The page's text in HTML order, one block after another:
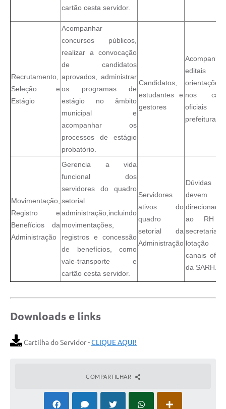
cartão cesta servidor.
Recrutamento,
Seleção e
Estágio
Acompanhar
concursos públicos,
realizar a convocação
de candidatos
aprovados, administrar
os programas de
estágio no âmbito
municipal e
acompanhar os
processos de estágio
probatório.
Candidatos,
estudantes e
gestores
Acompanhar
editais
orientações
nos
oficiais
prefeitura.
Movimentação,
Registro e
Benefícios da
Administração
Gerencia a vida
funcional dos
servidores do quadro
setorial
administração,incluindo
movimentações,
registros e concessão
de benefícios, como
vale-transporte e
cartão cesta servidor.
Servidores
ativos do
quadro
setorial da
Administração
Dúvidas
devem
direcionadas
ao RH
secretaria
lotação
canais
da SARH.
Downloads e links
Cartilha do Servidor -CLIQUE AQUI!
COMPARTILHAR